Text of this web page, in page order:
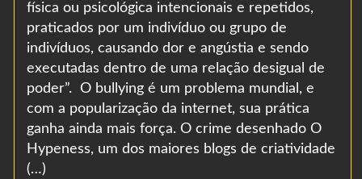
física ou psicológica intencionais e repetidos,
praticados por um indivíduo ou grupo de
indivíduos, causando dor e angústia e sendo
executadas dentro de uma relação desigual de
poder”. O bullying é um problema mundial, e
com a popularização da internet, sua prática
ganha ainda mais força. O crime desenhado O
Hypeness, um dos maiores blogs de criatividade
(…)